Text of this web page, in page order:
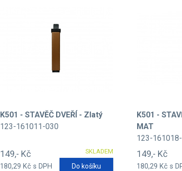
K501 - STAVĚČ DVEŘÍ - Zlatý
123-161011-030
SKLADEM
149,- Kč
180,29 Kč s DPH Do košíku
K501 -
MAT
123-
149,- Kč
180,29 Kč s